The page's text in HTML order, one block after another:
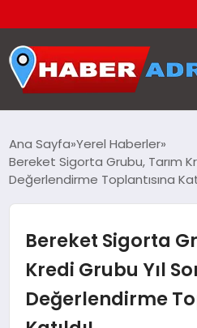
GÜNDEM
TEKNOLOJI
Ana Sayfa Yerel Haberler
Bereket Sigorta Grubu, Tarım
Değerlendirme Toplantısına
Bereket Sigorta
Kredi Grubu Yıl
Değerlendirme